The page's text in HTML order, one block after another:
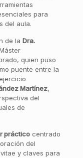
para
del aula.
de la Dra.
quien puso
puente entre la
Martínez,
del
de
prácticocentrado
del
y claves para